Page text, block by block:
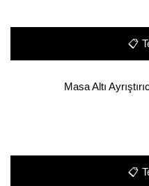
📋
Masa Altı
📋